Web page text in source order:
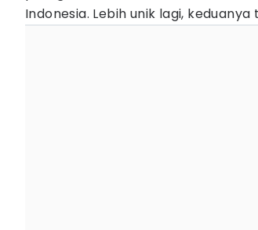
Indonesia. Lebih unik lagi,